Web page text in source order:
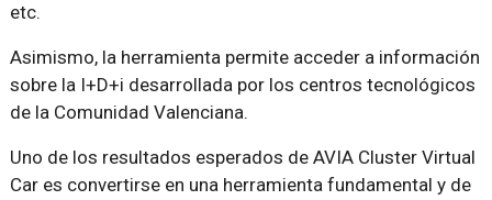
etc.
Asimismo, la herramienta permite acceder a información
sobre la I+D+i desarrollada por los centros tecnológicos
de la Comunidad Valenciana.
Uno de los resultados esperados de AVIA Cluster Virtual
Car es convertirse en una herramienta fundamental y de